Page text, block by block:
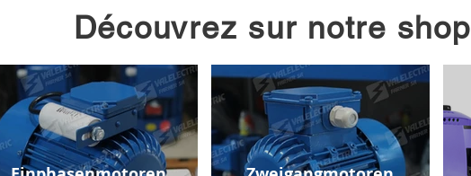
Découvrez sur notre shop